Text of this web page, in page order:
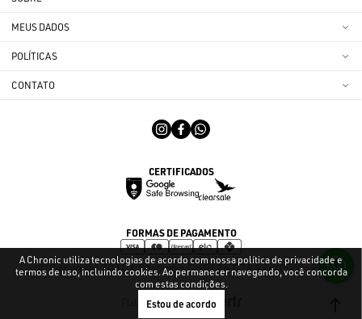
MEUS DADOS
POLÍTICAS
CONTATO
CERTIFICADOS
© Copyright 2024 | Chronic - CNPJ 26.526.976/0001-96
Plataforma
FORMAS DE PAGAMENTO
A Chronic utiliza tecnologias de acordo com nossa política de privacidade e
termos de uso, incluindo cookies. Ao permanecer navegando, você concorda
com estas condições.
Estou de acordo